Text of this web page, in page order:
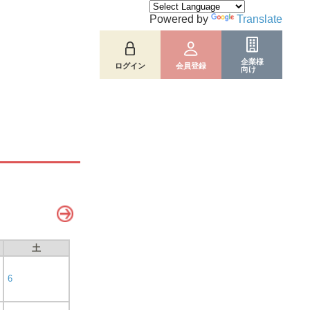
ログイン 会員登録
企業様
向け
Powered by Translate
土
6